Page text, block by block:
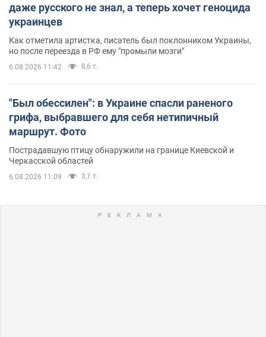
даже русского не знал, а теперь хочет геноцида
украинцев
Как отметила артистка, писатель был поклонником Украины,
но после переезда в РФ ему "промыли мозги"
6.08.2026 11:42 8,6 т.
"Был обессилен": в Украине спасли раненого
грифа, выбравшего для себя нетипичный
маршрут. Фото
Пострадавшую птицу обнаружили на границе Киевской и
Черкасской областей
6.08.2026 11:09 3,1 т.